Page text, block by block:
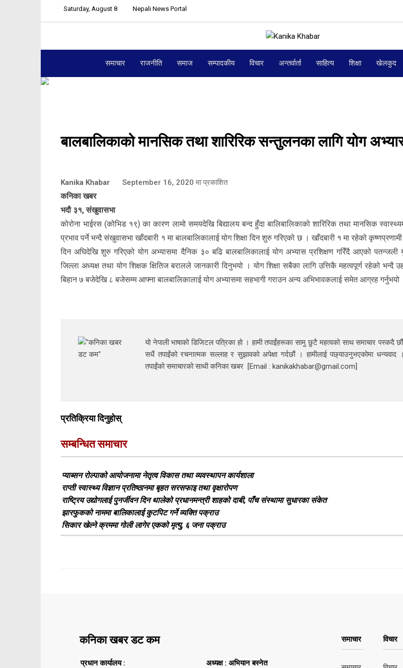
Saturday, August 8 Nepali News Portal
समाचार राजनीति समाज सम्पादकीय विचार अन्तर्वार्ता साहित्य शिक्षा खेलकुद
बालबालिकाको मानसिक तथा शारिरिक सन्तुलनका लागि योग
Kanika Khabar September 16, 2020 मा प्रकाशित
कनिका खबर
भदौ ३१, संखुवासभा
कोरोना भाईरस (कोभिड १९) का कारण लामो समयदेखि बिद्यालय बन्द हुँदा बालिबालिकाको शारिरिक तथा मानसिक
प्रभाव पर्ने भन्दै संखुवासभा खाँदबारी १ मा बालबालिकालाई योग शिक्षा दिन शुरु गरिएको छ । खाँदबारी १ मा रहेको कृष्णप्रणामी
दिन अघिदेखि शुरु गरिएको योग अभ्यासमा दैनिक ३० बढि बालबालिकालाई योग अभ्यास प्रशिक्षण गरिँदै आएको पतन्जली
जिल्ला अध्यक्ष तथा योग शिक्षक क्षितिज बरालले जानकारी दिनुभयो । योग शिक्षा सबैका लागि उत्तिकै महत्वपूर्ण रहेको भन्दै
बिहान ७ बजेदेखि ८ बजेसम्म आफ्ना बालबालिकालाई योग अभ्यासमा सहभागी गराउन अन्य अभिभावकलाई समेत आग्रह गर्नुभयो
यो नेपाली भाषाको डिजिटल पत्रिका हो । हामी तपाईंहरूका सामु छुटै महत्वको साथ समाचार पस्कदै
सधैं तपाईंको रचनात्मक सल्लाह र सुझावको अपेक्षा गर्दछौं । हामीलाई पछ्याउनुभएकोमा धन्यवाद
तपाईंको समाचारको साथी कनिका खबर [Email : kanikakhabar@gmail.com]
प्रतिक्रिया दिनुहोस्
सम्बन्धित समाचार
प्याब्सन रोल्पाको आयोजनामा नेतृत्व विकास तथा व्यवस्थापन कार्यशाला
राप्ती स्वास्थ्य विज्ञान प्रतिष्ठानमा बृहत सरसफाइ तथा वृक्षारोपण
राष्ट्रिय उद्योगलाई पुनर्जीवन दिन थालेको प्रधानमन्त्री शाहको दाबी, पाँच संस्थामा सुधारका संकेत
झारफुकको नाममा बालिकालाई कुटपिट गर्ने व्यक्ति पक्राउ
सिकार खेल्ने क्रममा गोली लागेर एकको मृत्यु, ६ जना पक्राउ
कनिका खबर डट कम
प्रधान कार्यालय : अध्यक्ष : अभियान बस्नेत
समाचार विचार